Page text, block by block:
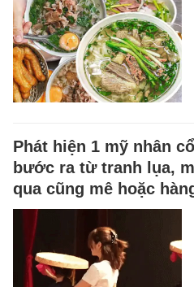
Phát hiện 1 mỹ nhân
bước ra từ tranh lụa,
qua cũng mê hoặc